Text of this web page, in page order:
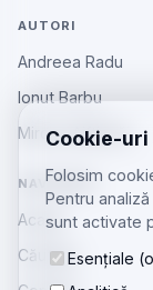
Cookie-
Folosim
Pentru
sunt activate
Esențiale
AUTORI
Andreea Radu
Ionut Barbu
Mircea Aiftincăi
NAVIGARE
Acasă
Căutare